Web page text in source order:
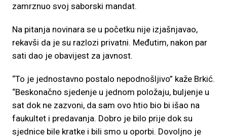
zamrznuo svoj saborski mandat.
Na pitanja novinara se u početku nije izjašnjavao,
rekavši da je su razlozi privatni. Međutim, nakon par
sati dao je obavijest za javnost.
“To je jednostavno postalo nepodnošljivo” kaže Brkić.
“Beskonačno sjedenje u jednom položaju, buljenje u
sat dok ne zazvoni, da sam ovo htio bio bi išao na
faukultet i predavanja. Dobro je bilo prije dok su
sjednice bile kratke i bili smo u oporbi. Dovoljno je